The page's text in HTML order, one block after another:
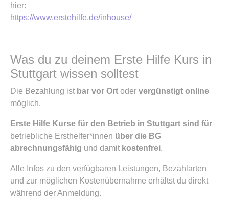
hier:
https://www.erstehilfe.de/inhouse/
Was du zu deinem Erste Hilfe Kurs in
Stuttgart wissen solltest
Die Bezahlung ist bar vor Ort oder vergünstigt online
möglich.
Erste Hilfe Kurse für den Betrieb in Stuttgart sind für
betriebliche Ersthelfer*innen über die BG
abrechnungsfähig und damit kostenfrei.
Alle Infos zu den verfügbaren Leistungen, Bezahlarten
und zur möglichen Kostenübernahme erhältst du direkt
während der Anmeldung.